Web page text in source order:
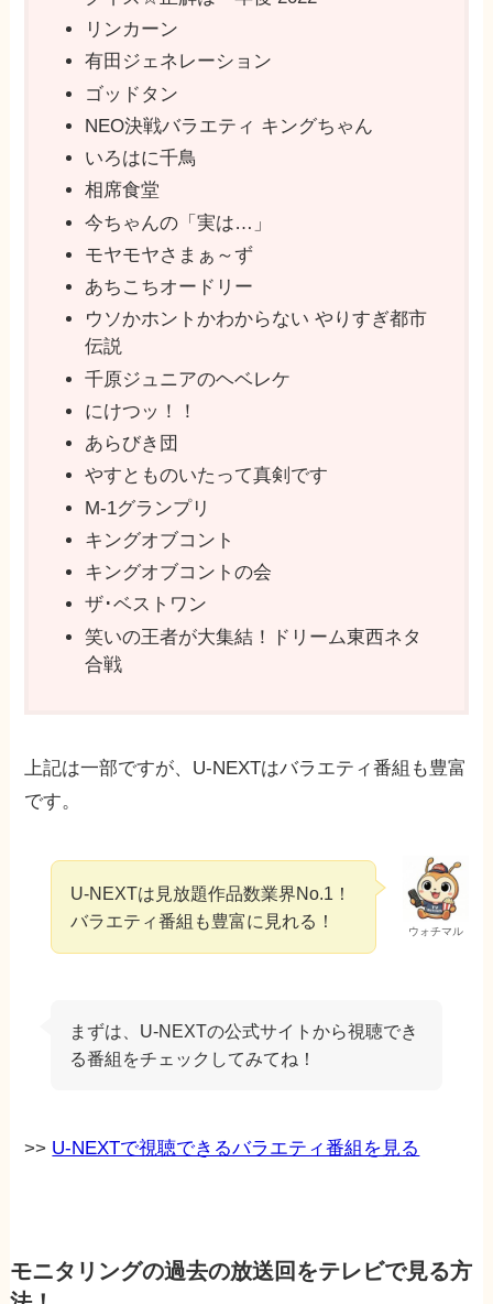
リンカーン
有田ジェネレーション
ゴッドタン
NEO決戦バラエティ キングちゃん
いろはに千鳥
相席食堂
今ちゃんの「実は…」
モヤモヤさまぁ～ず
あちこちオードリー
ウソかホントかわからない やりすぎ都市
伝説
千原ジュニアのヘベレケ
にけつッ！！
あらびき団
やすとものいたって真剣です
M-1グランプリ
キングオブコント
キングオブコントの会
ザ･ベストワン
笑いの王者が大集結！ドリーム東西ネタ
合戦
上記は一部ですが、U-NEXTはバラエティ番組も豊富
です。
ウォチマル
U-NEXTは見放題作品数業界No.1！
バラエティ番組も豊富に見れる！
まずは、U-NEXTの公式サイトから視聴でき
る番組をチェックしてみてね！
>> U-NEXTで視聴できるバラエティ番組を見る
モニタリングの過去の放送回をテレビで見る方